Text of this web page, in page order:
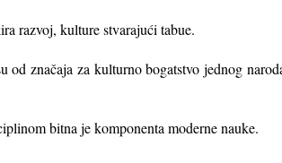
razvoj, kulture stvarajući tabue.
značaja za kulturno bogatstvo jednog
bitna je komponenta moderne nauke.